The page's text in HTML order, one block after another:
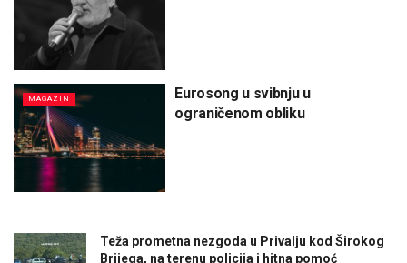
MAGAZIN
Eurosong u svibnju u
ograničenom obliku
Teža prometna nezgoda u Privalju kod Širokog
Brijega, na terenu policija i hitna pomoć